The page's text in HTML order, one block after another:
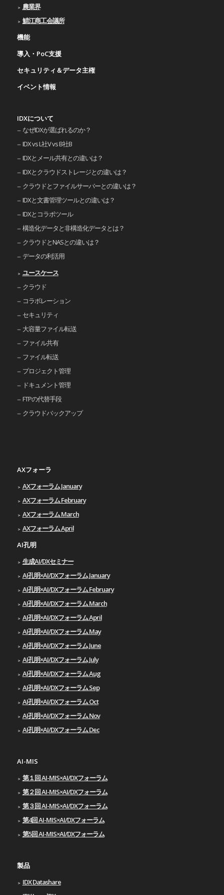
農業界
鯖江商工会議所
機能
導入・PoC支援
セキュリティ＆データ主権
イベント情報
IDXについて
なぜIDXが選ばれるのか？
IDX vs L社V vs B社B
IDXとメール共有との違いは？
IDXとクラウドストレージとの違いは？
クラウドとファイルサーバーとの違いは？
IDXと文書管理ツールとの違いは？
IDXとコラボツール
構造化データと非構造化データとは？
クラウドとNASとの違いは？
データの利活用
ユースケース
クラウド
コラボレーション
セキュリティ
大容量ファイル転送
ファイル共有
ファイル転送
プロジェクト管理
ドキュメント管理
FTPの代替手段
クラウドバックアップ
AXフォーラ
AXフォーラム January
AXフォーラム February
AXフォーラム March
AXフォーラム April
AI孔明
生成AI/DXセミナー
AI孔明×AI/DXフォーラム January
AI孔明×AI/DXフォーラム February
AI孔明×AI/DXフォーラム March
AI孔明×AI/DXフォーラム April
AI孔明×AI/DXフォーラム May
AI孔明×AI/DXフォーラム June
AI孔明×AI/DXフォーラム July
AI孔明×AI/DXフォーラム Aug
AI孔明×AI/DXフォーラム Sep
AI孔明×AI/DXフォーラム Oct
AI孔明×AI/DXフォーラム Nov
AI孔明×AI/DXフォーラム Dec
AI-MIS
第１回 AI-MIS×AI/DXフォーラム
第２回 AI-MIS×AI/DXフォーラム
第３回 AI-MIS×AI/DXフォーラム
第4回 AI-MIS×AI/DXフォーラム
第5回 AI-MIS×AI/DXフォーラム
製品
IDX Datashare